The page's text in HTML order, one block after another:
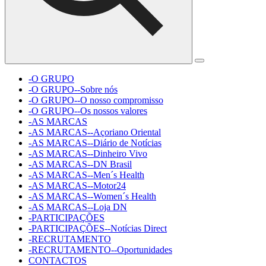
-O GRUPO
-O GRUPO--Sobre nós
-O GRUPO--O nosso compromisso
-O GRUPO--Os nossos valores
-AS MARCAS
-AS MARCAS--Açoriano Oriental
-AS MARCAS--Diário de Notícias
-AS MARCAS--Dinheiro Vivo
-AS MARCAS--DN Brasil
-AS MARCAS--Men´s Health
-AS MARCAS--Motor24
-AS MARCAS--Women´s Health
-AS MARCAS--Loja DN
-PARTICIPAÇÕES
-PARTICIPAÇÕES--Notícias Direct
-RECRUTAMENTO
-RECRUTAMENTO--Oportunidades
CONTACTOS